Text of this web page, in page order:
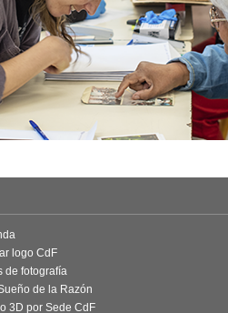
logo CdF
de fotografía
de la Razón
3D por Sede CdF